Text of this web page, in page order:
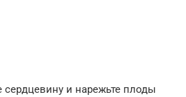
сердцевину и нарежьте плоды